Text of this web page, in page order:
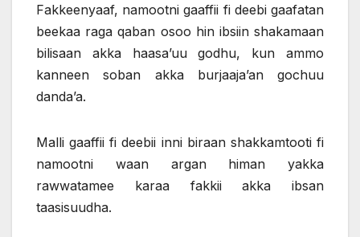
Fakkeenyaaf, namootni gaaffii fi deebi gaafatan
beekaa raga qaban osoo hin ibsiin shakamaan
bilisaan akka haasa’uu godhu, kun ammo
kanneen soban akka burjaaja’an gochuu
danda’a.
Malli gaaffii fi deebii inni biraan shakkamtooti fi
namootni waan argan himan yakka
rawwatamee karaa fakkii akka ibsan
taasisuudha.